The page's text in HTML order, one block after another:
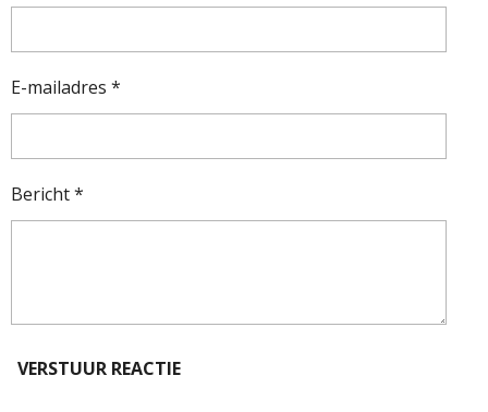
E-mailadres *
Bericht *
VERSTUUR REACTIE